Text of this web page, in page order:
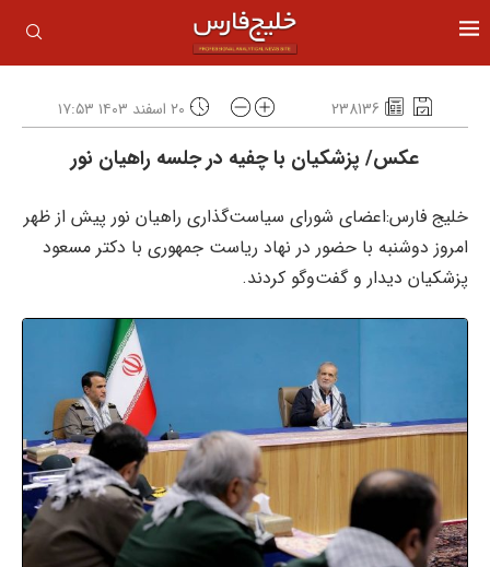
238136 ۲۰ اسفند ۱۴۰۳ ۱۷:۵۳
عکس/ پزشکیان با چفیه در جلسه راهیان نور
خلیج فارس:اعضای شورای سیاست‌گذاری راهیان نور پیش از ظهر
امروز دوشنبه با حضور در نهاد ریاست جمهوری با دکتر مسعود
پزشکیان دیدار و گفت‌و‌گو کردند.